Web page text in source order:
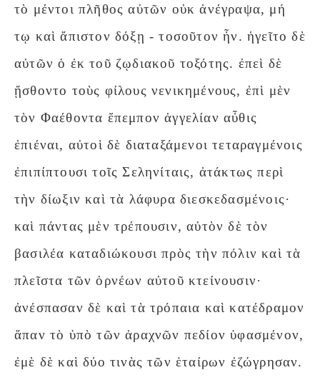
τὸ μέντοι πλῆθος αὐτῶν οὐκ ἀνέγραψα, μή
τῳ καὶ ἄπιστον δόξῃ - τοσοῦτον ἦν. ἡγεῖτο δὲ
αὐτῶν ὁ ἐκ τοῦ ζῳδιακοῦ τοξότης. ἐπεὶ δὲ
ᾔσθοντο τοὺς φίλους νενικημένους, ἐπὶ μὲν
τὸν Φαέθοντα ἔπεμπον ἀγγελίαν αὖθις
ἐπιέναι, αὐτοὶ δὲ διαταξάμενοι τεταραγμένοις
ἐπιπίπτουσι τοῖς Σεληνίταις, ἀτάκτως περὶ
τὴν δίωξιν καὶ τὰ λάφυρα διεσκεδασμένοις·
καὶ πάντας μὲν τρέπουσιν, αὐτὸν δὲ τὸν
βασιλέα καταδιώκουσι πρὸς τὴν πόλιν καὶ τὰ
πλεῖστα τῶν ὀρνέων αὐτοῦ κτείνουσιν·
ἀνέσπασαν δὲ καὶ τὰ τρόπαια καὶ κατέδραμον
ἅπαν τὸ ὑπὸ τῶν ἀραχνῶν πεδίον ὑφασμένον,
ἐμὲ δὲ καὶ δύο τινὰς τῶν ἑταίρων ἐζώγρησαν.